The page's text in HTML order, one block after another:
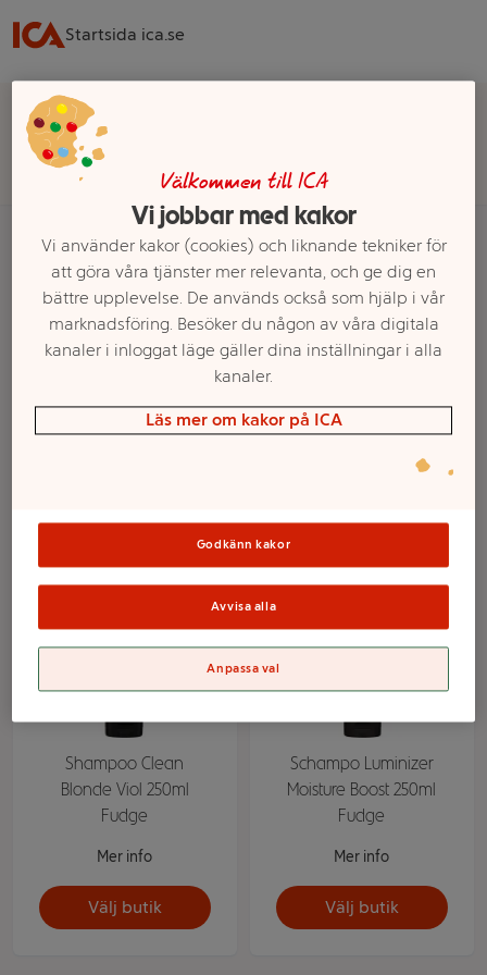
Startsida ica.se
Välj butik för rätt sortiment, pris och leveransalternativ
Apotek, Hälsa & Skönhet Hårvård & Styling Schampo
Ett exempel på onlinesortiment visas.
Shampoo Clean
Blonde Viol 250ml
Fudge
Mer info
Välj butik
Schampo Luminizer
Moisture Boost 250ml
Fudge
Mer info
Välj butik
Välkommen till ICA
Vi jobbar med kakor
Vi använder kakor (cookies) och liknande tekniker för
att göra våra tjänster mer relevanta, och ge dig en
bättre upplevelse. De används också som hjälp i vår
marknadsföring. Besöker du någon av våra digitala
kanaler i inloggat läge gäller dina inställningar i alla
kanaler.
Läs mer om kakor på ICA
Godkänn kakor
Avvisa alla
Anpassa val